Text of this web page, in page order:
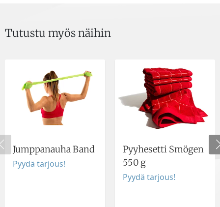
Tutustu myös näihin
Jumppanauha Band
Pyydä tarjous!
Pyyhesetti Smögen
550 g
Pyydä tarjous!